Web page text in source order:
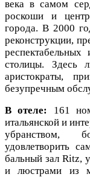
века в самом
роскоши и
города. В 2000
реконструкции,
столицы. Здесь
аристократы,
безупречным
В отеле: 161
итальянской и
убранством,
удовлетворить
бальный зал Ritz,
и люстрами из